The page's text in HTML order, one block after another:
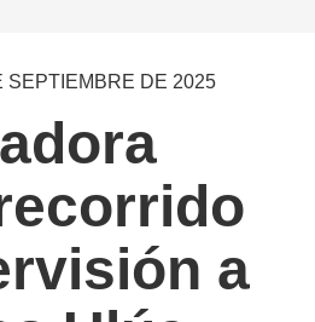
SEPTIEMBRE DE 2025
a